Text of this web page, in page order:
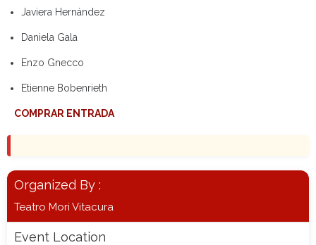
Javiera Hernández
Daniela Gala
Enzo Gnecco
Etienne Bobenrieth
COMPRAR ENTRADA
Organized By :
Teatro Mori Vitacura
Event Location